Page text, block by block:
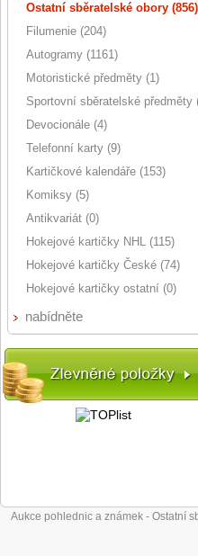
Ostatní sběratelské obory (856)
Filumenie (204)
Autogramy (1161)
Motoristické předměty (1)
Sportovní sběratelské předměty
Devocionále (4)
Telefonní karty (9)
Kartičkové kalendáře (153)
Komiksy (5)
Antikvariát (0)
Hokejové kartičky NHL (115)
Hokejové kartičky České (74)
Hokejové kartičky ostatní (0)
nabídněte
Aukce pohlednic a známek - Ostatní